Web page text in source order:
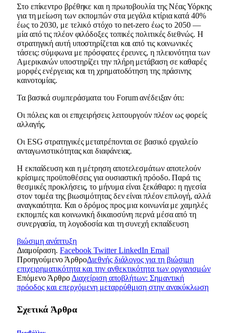
Στο επίκεντρο βρέθηκε και η πρωτοβουλία της Νέας Υόρκης
για τη μείωση των εκπομπών στα μεγάλα κτίρια κατά 40%
έως το 2030, με τελικό στόχο το net-zero έως το 2050 —
μία από τις πλέον φιλόδοξες τοπικές πολιτικές διεθνώς. Η
στρατηγική αυτή υποστηρίζεται και από τις κοινωνικές
τάσεις: σύμφωνα με πρόσφατες έρευνες, η πλειονότητα των
Αμερικανών υποστηρίζει την πλήρη μετάβαση σε καθαρές
μορφές ενέργειας και τη χρηματοδότηση της πράσινης
καινοτομίας.
Τα βασικά συμπεράσματα του Forum ανέδειξαν ότι:
Οι πόλεις και οι επιχειρήσεις λειτουργούν πλέον ως φορείς
αλλαγής.
Οι ESG στρατηγικές μετατρέπονται σε βασικό εργαλείο
ανταγωνιστικότητας και διαφάνειας.
Η εκπαίδευση και η μέτρηση αποτελεσμάτων αποτελούν
κρίσιμες προϋποθέσεις για ουσιαστική πρόοδο. Παρά τις
θεσμικές προκλήσεις, το μήνυμα είναι ξεκάθαρο: η ηγεσία
στον τομέα της βιωσιμότητας δεν είναι πλέον επιλογή, αλλά
αναγκαιότητα. Και ο δρόμος προς μια κοινωνία με χαμηλές
εκπομπές και κοινωνική δικαιοσύνη περνά μέσα από τη
συνεργασία, τη λογοδοσία και τη συνεχή εκπαίδευση
βιώσιμη ανάπτυξη
Διαμοίραση. Facebook Twitter LinkedIn Email
Προηγούμενο ΆρθροΔιεθνής διάλογος για τη βιώσιμη
επιχειρηματικότητα και την ανθεκτικότητα των οργανισμών
Επόμενο Άρθρο Διαχείριση αποβλήτων: Σημαντική
πρόοδος και επερχόμενη μεταρρύθμιση στην ανακύκλωση
Σχετικά Άρθρα